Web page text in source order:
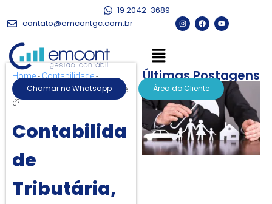
19 2042-3689
contato@emcontgc.com.br
Chamar no Whatsapp Área do Cliente
Home-Contabilidade-
Contabilidade Tributária, o que
é?
Contabilida
de
Tributária,
Últimas Postagens